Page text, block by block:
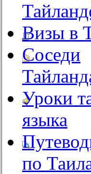
Визы в
Соседи
Уроки
языка
по